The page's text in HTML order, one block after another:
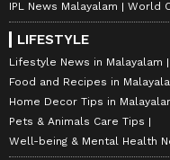
IPL News Malayalam
World
LIFESTYLE
Lifestyle News in Malayalam
Food and Recipes in
Home Decor Tips in
Pets & Animals Care Tips
Well-being & Mental Health